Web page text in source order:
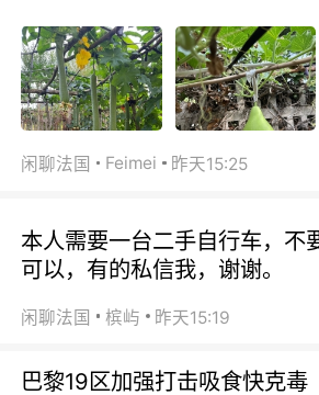
闲聊法国 Feimei 昨天15:25
本人需要一台二手自行车，不
可以，有的私信我，谢谢。
闲聊法国 槟屿 昨天15:19
巴黎19区加强打击吸食快克毒